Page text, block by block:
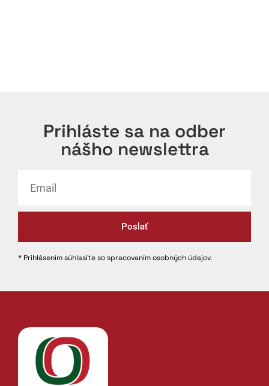
Prihláste sa na odber
nášho newslettra
Poslať
* Prihlásením súhlasíte so spracovaním osobných údajov.